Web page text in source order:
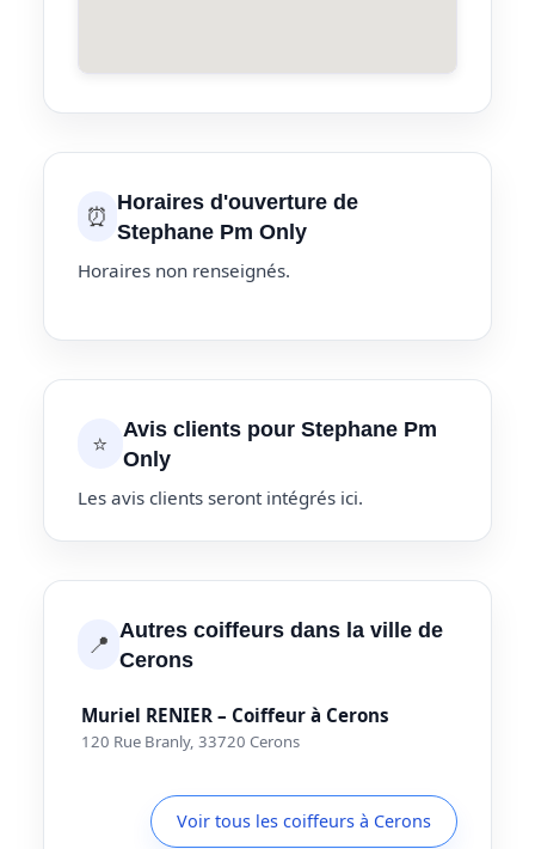
⏰ Horaires d'ouverture de
Stephane Pm Only
Horaires non renseignés.
⭐
Avis clients pour Stephane Pm
Only
Les avis clients seront intégrés ici.
📍 Autres coiffeurs dans la ville de
Cerons
Muriel RENIER – Coiffeur à Cerons
120 Rue Branly, 33720 Cerons
Voir tous les coiffeurs à Cerons